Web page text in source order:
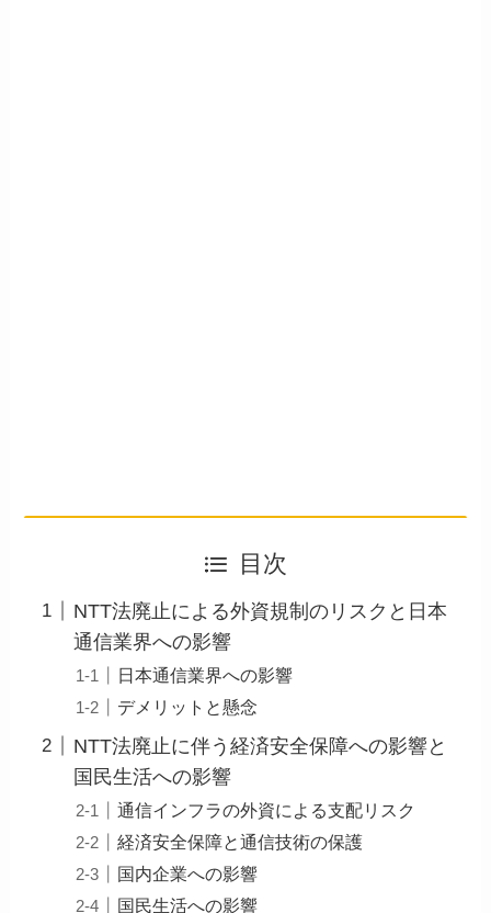
目次
NTT法廃止による外資規制のリスクと日本
通信業界への影響
日本通信業界への影響
デメリットと懸念
NTT法廃止に伴う経済安全保障への影響と
国民生活への影響
通信インフラの外資による支配リスク
経済安全保障と通信技術の保護
国内企業への影響
国民生活への影響